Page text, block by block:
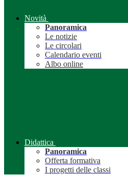
Novità
Panoramica
Le notizie
Le circolari
Calendario eventi
Albo online
Didattica
Panoramica
Offerta formativa
I progetti delle classi